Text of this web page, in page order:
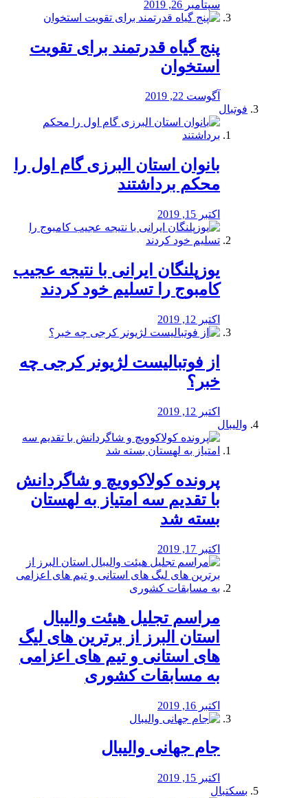
سپتامبر 26, 2019
پنج گیاه قدرتمند برای تقویت
استخوان
آگوست 22, 2019
فوتبال
بانوان استان البرزی گام اول را
محكم برداشتند
اکتبر 15, 2019
یوزپلنگان ایرانی با نتیجه عجیب
کامبوج را تسلیم خود کردند
اکتبر 12, 2019
از فوتبالیست لژیونر کرجی چه
خبر؟
اکتبر 12, 2019
والیبال
پرونده کولاکوویچ و شاگردانش
با تقدیم سه امتیاز به لهستان
بسته شد
اکتبر 17, 2019
مراسم تجلیل هیئت والیبال
استان البرز از برترین های لیگ
های استانی و تیم های اعزامی
به مسابقات کشوری
اکتبر 16, 2019
جام جهانی والیبال
اکتبر 15, 2019
بسکتبال